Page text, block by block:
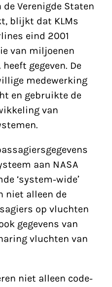
Verenigde Staten
blijkt dat KLMs
eind 2001
van miljoenen
gegeven. De
medewerking
en gebruikte de
van
aan NASA
‘system-wide’
niet alleen de
op vluchten
gegevens van
vluchten van
niet alleen code-